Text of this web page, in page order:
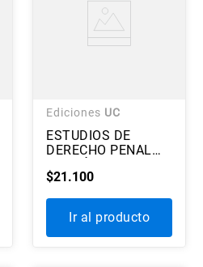
Ediciones UC
ESTUDIOS DE
DERECHO PENAL
CHILENO 2018
$21.100
Ir al producto